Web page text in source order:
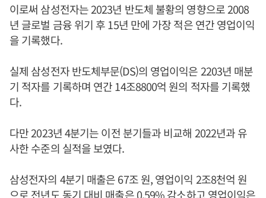
이로써 삼성전자는 2023년 반도체 불황의 영향으로 2008
년 글로벌 금융 위기 후 15년 만에 가장 적은 연간 영업이익
을 기록했다.
실제 삼성전자 반도체부문(DS)의 영업이익은 2203년 매분
기 적자를 기록하며 연간 14조8800억 원의 적자를 기록했
다.
다만 2023년 4분기는 이전 분기들과 비교해 2022년과 유
사한 수준의 실적을 보였다.
삼성전자의 4분기 매출은 67조 원, 영업이익 2조8천억 원
으로 전년도 동기 대비 매출은 0.59% 감소하고 영업이익은